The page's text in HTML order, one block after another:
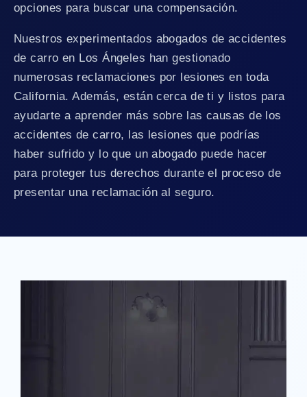
opciones para buscar una compensación.
Nuestros experimentados abogados de accidentes
de carro en Los Ángeles han gestionado
numerosas reclamaciones por lesiones en toda
California. Además, están cerca de ti y listos para
ayudarte a aprender más sobre las causas de los
accidentes de carro, las lesiones que podrías
haber sufrido y lo que un abogado puede hacer
para proteger tus derechos durante el proceso de
presentar una reclamación al seguro.